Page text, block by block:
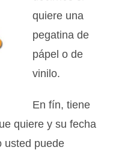
quiere una
pegatina de
pápel o de
vinilo.
En fín, tiene
quiere y su fecha
usted puede